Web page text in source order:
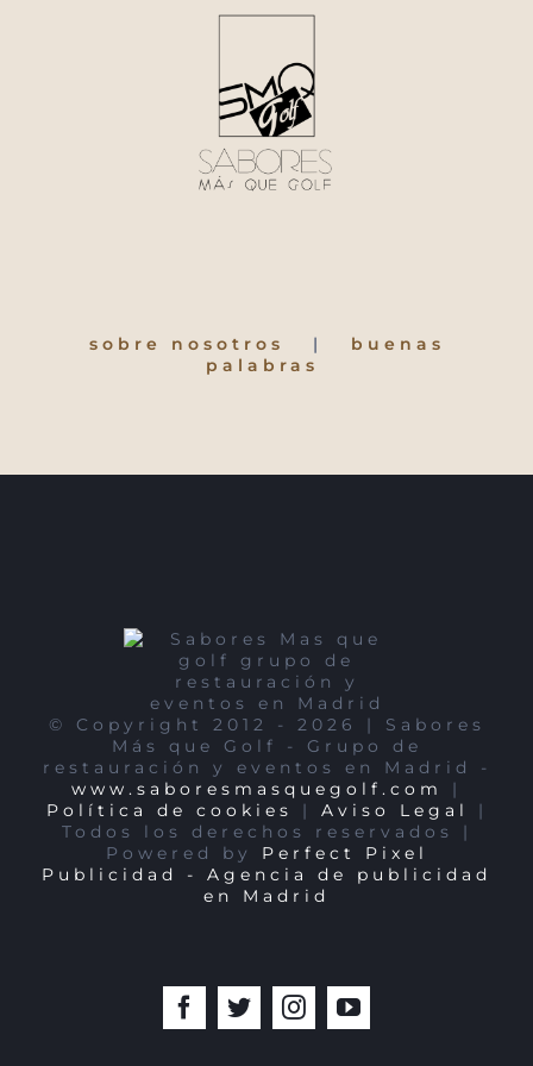
sobre nosotros | buenas
palabras
© Copyright 2012 - 2026 | Sabores
Más que Golf - Grupo de
restauración y eventos en Madrid -
www.saboresmasquegolf.com
|
Política de cookies
| Aviso Legal
|
Todos los derechos reservados |
Powered by Perfect Pixel
Publicidad - Agencia de publicidad
en Madrid
FacebookTwitterInstagramYouTube